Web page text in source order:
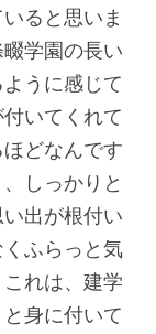
ると思いま
学園の長い
うに感じて
いてくれて
どなんです
しっかりと
出が根付い
ふらっと気
れは、建学
身に付いて